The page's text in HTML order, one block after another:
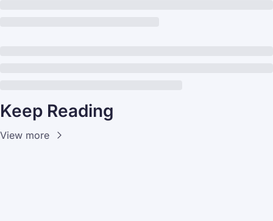
Keep Reading
View more